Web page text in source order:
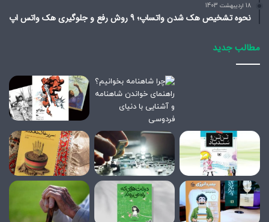
18 اردیبهشت 1403
نحوه تشخیص هک شدن واتساپ؛ 9 روش رفع و جلوگیری هک واتس اپ
مطالب جدید